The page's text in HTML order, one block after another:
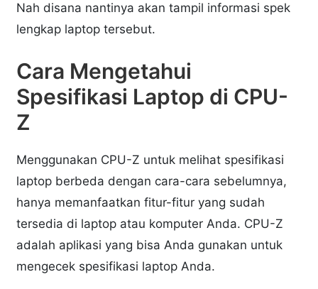
Nah disana nantinya akan tampil informasi spek
lengkap laptop tersebut.
Cara Mengetahui
Spesifikasi Laptop di CPU-
Z
Menggunakan CPU-Z untuk melihat spesifikasi
laptop berbeda dengan cara-cara sebelumnya,
hanya memanfaatkan fitur-fitur yang sudah
tersedia di laptop atau komputer Anda. CPU-Z
adalah aplikasi yang bisa Anda gunakan untuk
mengecek spesifikasi laptop Anda.